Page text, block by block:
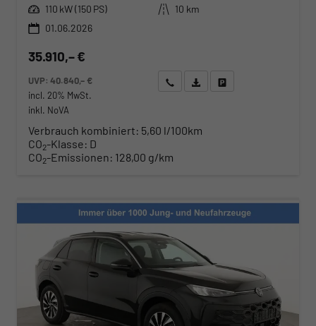
Leistung 110 kW (150 PS) Kilometerstand
10 km
01.06.2026
35.910,– €
UVP:40.840,– €
incl. 20% MwSt.
inkl. NoVA
Wir rufen Sie anAngebot drucken (PDF)
Verbrauch kombiniert: 5,60 l/100km
CO2-Klasse: D
CO2-Emissionen: 128,00 g/km